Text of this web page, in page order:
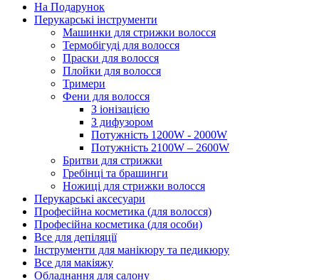
На Подарунок
Перукарські інструменти
Машинки для стрижки волосся
Термобігуді для волосся
Праски для волосся
Плойки для волосся
Тримери
Фени для волосся
З іонізацією
З дифузором
Потужність 1200W - 2000W
Потужність 2100W – 2600W
Бритви для стрижки
Гребінці та брашинги
Ножиці для стрижки волосся
Перукарські аксесуари
Професійна косметика (для волосся)
Професійна косметика (для особи)
Все для депіляції
Інструменти для манікюру та педикюру
Все для макіяжу
Обладнання для салону